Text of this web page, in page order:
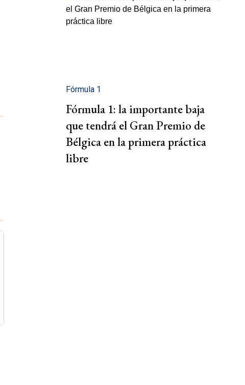
Fórmula 1
Fórmula 1: la importante baja
que tendrá el Gran Premio de
Bélgica en la primera práctica
libre